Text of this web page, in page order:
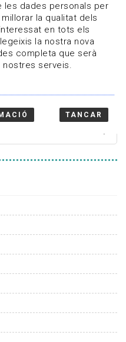
del sector de la
les dades personals per
la qualitat dels
en tots els
la nostra nova
completa que serà
serveis.
TANCAR